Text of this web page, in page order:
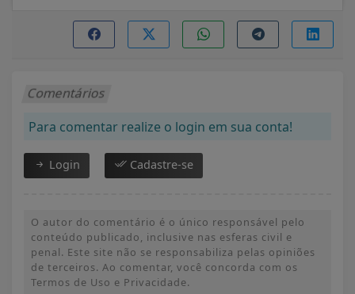
Comentários
Para comentar realize o login em sua conta!
Login Cadastre-se
O autor do comentário é o único responsável pelo
conteúdo publicado, inclusive nas esferas civil e
penal. Este site não se responsabiliza pelas opiniões
de terceiros. Ao comentar, você concorda com os
Termos de Uso e Privacidade.